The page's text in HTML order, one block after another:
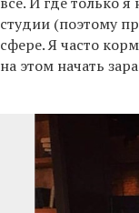
студии (поэтому
сфере. Я часто
на этом начать